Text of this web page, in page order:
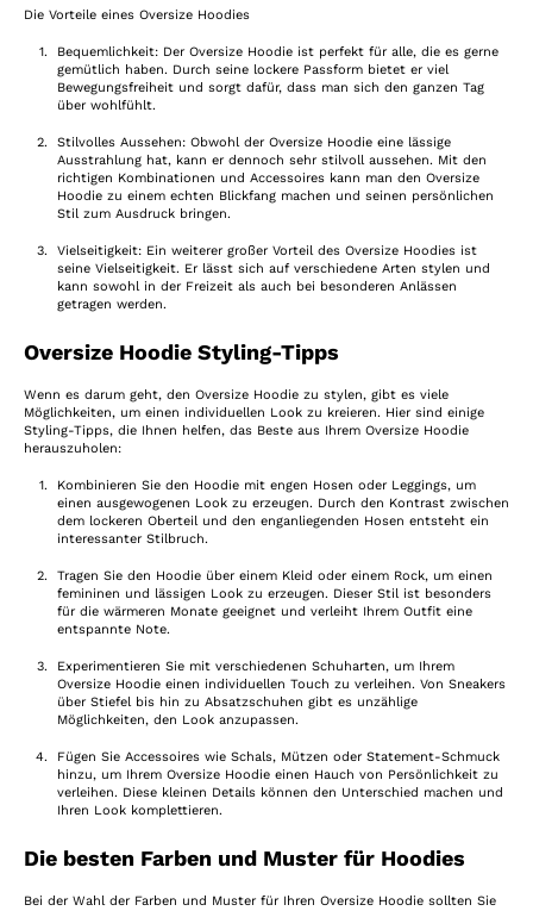
Die Vorteile eines Oversize Hoodies
Bequemlichkeit: Der Oversize Hoodie ist perfekt für alle, die es gerne
gemütlich haben. Durch seine lockere Passform bietet er viel
Bewegungsfreiheit und sorgt dafür, dass man sich den ganzen Tag
über wohlfühlt.
Stilvolles Aussehen: Obwohl der Oversize Hoodie eine lässige
Ausstrahlung hat, kann er dennoch sehr stilvoll aussehen. Mit den
richtigen Kombinationen und Accessoires kann man den Oversize
Hoodie zu einem echten Blickfang machen und seinen persönlichen
Stil zum Ausdruck bringen.
Vielseitigkeit: Ein weiterer großer Vorteil des Oversize Hoodies ist
seine Vielseitigkeit. Er lässt sich auf verschiedene Arten stylen und
kann sowohl in der Freizeit als auch bei besonderen Anlässen
getragen werden.
Oversize Hoodie Styling-Tipps
Wenn es darum geht, den Oversize Hoodie zu stylen, gibt es viele
Möglichkeiten, um einen individuellen Look zu kreieren. Hier sind einige
Styling-Tipps, die Ihnen helfen, das Beste aus Ihrem Oversize Hoodie
herauszuholen:
Kombinieren Sie den Hoodie mit engen Hosen oder Leggings, um
einen ausgewogenen Look zu erzeugen. Durch den Kontrast zwischen
dem lockeren Oberteil und den enganliegenden Hosen entsteht ein
interessanter Stilbruch.
Tragen Sie den Hoodie über einem Kleid oder einem Rock, um einen
femininen und lässigen Look zu erzeugen. Dieser Stil ist besonders
für die wärmeren Monate geeignet und verleiht Ihrem Outfit eine
entspannte Note.
Experimentieren Sie mit verschiedenen Schuharten, um Ihrem
Oversize Hoodie einen individuellen Touch zu verleihen. Von Sneakers
über Stiefel bis hin zu Absatzschuhen gibt es unzählige
Möglichkeiten, den Look anzupassen.
Fügen Sie Accessoires wie Schals, Mützen oder Statement-Schmuck
hinzu, um Ihrem Oversize Hoodie einen Hauch von Persönlichkeit zu
verleihen. Diese kleinen Details können den Unterschied machen und
Ihren Look komplettieren.
Die besten Farben und Muster für Hoodies
Bei der Wahl der Farben und Muster für Ihren Oversize Hoodie sollten Sie